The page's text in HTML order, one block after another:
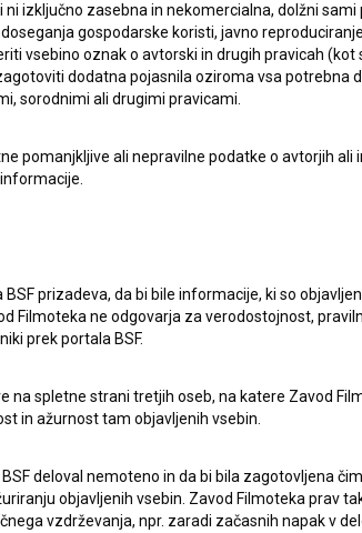
izključno zasebna in nekomercialna, dolžni
gospodarske koristi, javno
vsebino oznak o avtorski in drugih pravicah
dodatna pojasnila oziroma vsa potrebna
sorodnimi ali drugimi pravicami.
pomanjkljive ali nepravilne podatke o avtorjih ali
prizadeva, da bi bile informacije, ki so
Filmoteka ne odgovarja za verodostojnost,
prek portala BSF.
na spletne strani tretjih oseb, na katere Zavod
in ažurnost tam objavljenih vsebin.
deloval nemoteno in da bi bila zagotovljena
objavljenih vsebin. Zavod Filmoteka prav
vzdrževanja, npr. zaradi začasnih napak v